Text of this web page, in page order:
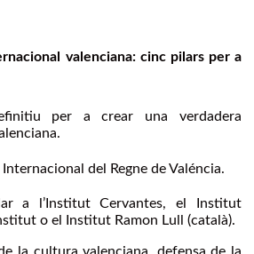
valenciana: cinc pilars per a
per a crear una verdadera
del Regne de Valéncia.
a l’Institut Cervantes, el Institut
o el Institut Ramon Lull (català).